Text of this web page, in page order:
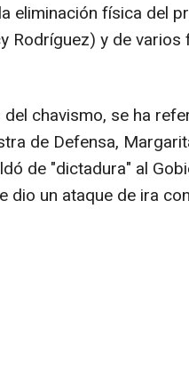
eliminación física del
Rodríguez) y de varios
chavismo, se ha
de Defensa,
de "dictadura" al
dio un ataque de ira